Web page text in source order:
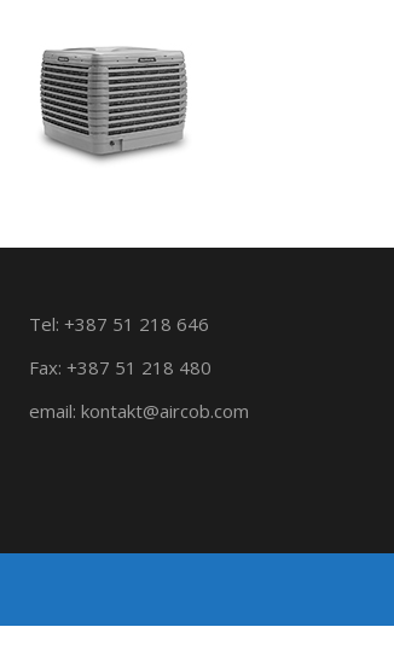
Tel: +387 51 218 646
Fax: +387 51 218 480
email: kontakt@aircob.com